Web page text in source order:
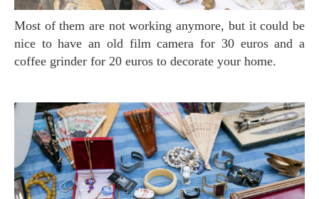
Most of them are not working anymore, but it could be
nice to have an old film camera for 30 euros and a
coffee grinder for 20 euros to decorate your home.